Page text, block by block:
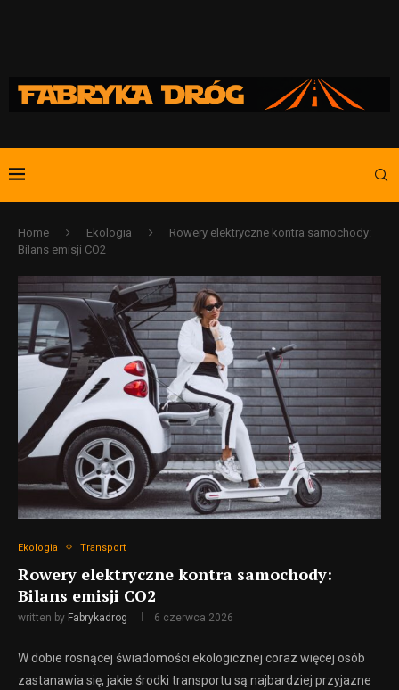
Home Ekologia
Rowery elektryczne kontra samochody:
Bilans emisji CO2
Ekologia Transport
Rowery elektryczne kontra samochody:
Bilans emisji CO2
written by Fabrykadrog 6 czerwca 2026
W dobie rosnącej świadomości ekologicznej coraz więcej osób
zastanawia się, jakie środki transportu są najbardziej przyjazne